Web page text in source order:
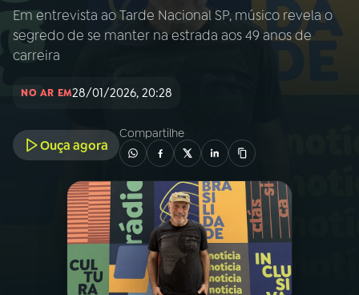
AO VIVO
PROGRAMAS
PODCASTS
Em entrevista ao Tarde Nacional SP, músico revela o
segredo de se manter na estrada aos 49 anos de
carreira
NO AR EM28/01/2026, 20:28
Ouça agora
Compartilhe